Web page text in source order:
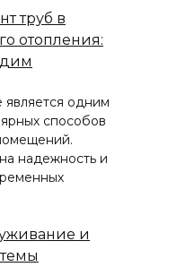
труб в
отопления:
является одним
способов
надежность и
и